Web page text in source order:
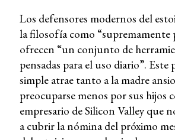
Los defensores modernos del
la filosofía como “supremamente
ofrecen “un conjunto de
pensadas para el uso diario”. Este
simple atrae tanto a la madre
preocuparse menos por sus hijos
empresario de Silicon Valley que
a cubrir la nómina del próximo